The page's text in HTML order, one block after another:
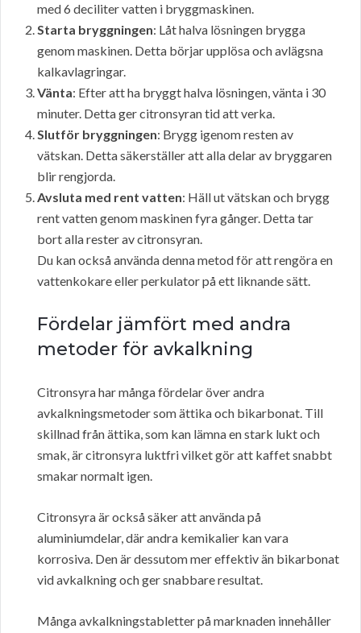
med 6 deciliter vatten i bryggmaskinen.
Starta bryggningen: Låt halva lösningen brygga
genom maskinen. Detta börjar upplösa och avlägsna
kalkavlagringar.
Vänta: Efter att ha bryggt halva lösningen, vänta i 30
minuter. Detta ger citronsyran tid att verka.
Slutför bryggningen: Brygg igenom resten av
vätskan. Detta säkerställer att alla delar av bryggaren
blir rengjorda.
Avsluta med rent vatten: Häll ut vätskan och brygg
rent vatten genom maskinen fyra gånger. Detta tar
bort alla rester av citronsyran.
Du kan också använda denna metod för att rengöra en
vattenkokare eller perkulator på ett liknande sätt.
Fördelar jämfört med andra
metoder för avkalkning
Citronsyra har många fördelar över andra
avkalkningsmetoder som ättika och bikarbonat. Till
skillnad från ättika, som kan lämna en stark lukt och
smak, är citronsyra luktfri vilket gör att kaffet snabbt
smakar normalt igen.
Citronsyra är också säker att använda på
aluminiumdelar, där andra kemikalier kan vara
korrosiva. Den är dessutom mer effektiv än bikarbonat
vid avkalkning och ger snabbare resultat.
Många avkalkningstabletter på marknaden innehåller